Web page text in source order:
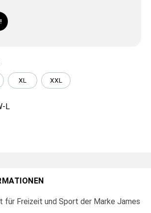
XL XXL
L
für Freizeit und Sport der Marke James